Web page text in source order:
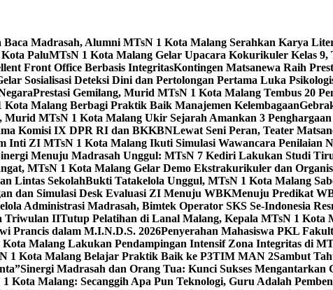
Baca Madrasah, Alumni MTsN 1 Kota Malang Serahkan Karya
PaluMTsN 1 Kota Malang Gelar Upacara Kokurikuler Kelas 9,
Front Office Berbasis IntegritasKontingen Matsanewa Raih
Sosialisasi Deteksi Dini dan Pertolongan Pertama Luka
Prestasi Gemilang, Murid MTsN 1 Kota Malang Tembus 20
Malang Berbagi Praktik Baik Manajemen Kelembagaan
Murid MTsN 1 Kota Malang Ukir Sejarah Amankan 3
Komisi IX DPR RI dan BKKBNLewat Seni Peran, Teater
Inti ZI MTsN 1 Kota Malang Ikuti Simulasi Wawancara Penilaian
Menuju Madrasah Unggul: MTsN 7 Kediri Lakukan Studi
MTsN 1 Kota Malang Gelar Demo Ekstrakurikuler dan
Lintas SekolahBukti Tatakelola Unggul, MTsN 1 Kota Malang
dan Simulasi Desk Evaluasi ZI Menuju WBKMenuju Predikat
Administrasi Madrasah, Bimtek Operator SKS Se-Indonesia
Triwulan IITutup Pelatihan di Lanal Malang, Kepala MTsN 1
Prancis dalam M.I.N.D.S. 2026Penyerahan Mahasiswa PKL
Malang Lakukan Pendampingan Intensif Zona Integritas di
1 Kota Malang Belajar Praktik Baik ke P3TIM MAN 2Sambut
Sinergi Madrasah dan Orang Tua: Kunci Sukses
Kota Malang: Secanggih Apa Pun Teknologi, Guru Adalah